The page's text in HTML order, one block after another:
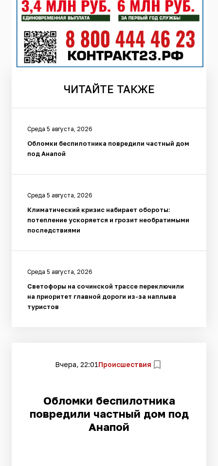
ЧИТАЙТЕ ТАКЖЕ
Среда 5 августа, 2026
Обломки беспилотника повредили частный дом
под Анапой
Среда 5 августа, 2026
Климатический кризис набирает обороты:
потепление ускоряется и грозит необратимыми
последствиями
Среда 5 августа, 2026
Светофоры на сочинской трассе переключили
на приоритет главной дороги из-за наплыва
туристов
Вчера, 22:01Происшествия
Обломки беспилотника
повредили частный дом под
Анапой